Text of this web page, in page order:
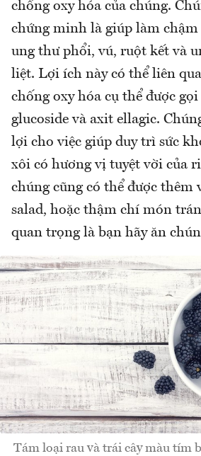
chống oxy hóa của chúng.
chứng minh là giúp làm chậm
ung thư phổi, vú, ruột kết và
liệt. Lợi ích này có thể liên
chống oxy hóa cụ thể được
glucoside và axit ellagic.
lợi cho việc giúp duy trì sức
xôi có hương vị tuyệt vời của
chúng cũng có thể được thêm
salad, hoặc thậm chí món
quan trọng là bạn hãy ăn
Tám loại rau và trái cây màu tím